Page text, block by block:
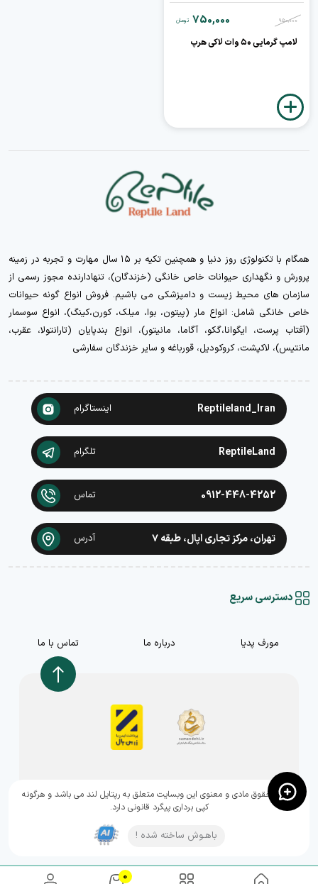
0
950,000
750,000 تومان
لامپ گرمایی ۵۰ وات لاکی هرپ
همگام با تکنولوژی روز دنیا و همچنین تکیه بر ۱۵ سال مهارت و تجربه در زمینه
پرورش و نگهداری حیوانات خاص خانگی (خزندگان)، تنهادارنده مجوز رسمی از
سازمان های محیط زیست و دامپزشکی می باشیم. فروش انواع گونه حیوانات
خاص خانگی شامل: انواع مار (پیتون، بوا، میلک، کورن،کینگ)، انواع سوسمار
(آفتاب پرست، ایگوانا،گکو، آگاما، مانیتور)، انواع بندپایان (تارانتولا، عقرب،
مانتیس)، لاکپشت، کروکودیل، قورباغه و سایر خزندگان سفارشی
Reptileland_Iran اینستاگرام
ReptileLand تلگرام
0912-448-4252 تماس
تهران، مرکز تجاری اپال، طبقه ۷ آدرس
دسترسی سریع
مورف پدیا درباره ما تماس با ما
,تمامی حقوق مادی و معنوی این وبسایت متعلق به رپتایل لند می باشد و هرگونه
کپی برداری پیگرد قانونی دارد.
باهـوش ساخته شده !